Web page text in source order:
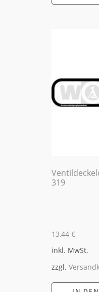
319
13,44 €
inkl. MwSt.
zzgl.